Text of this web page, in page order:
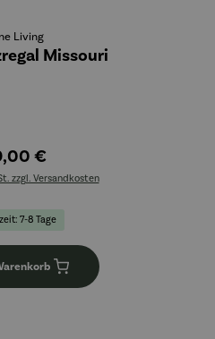
Living
Missouri
€
zzgl. Versandkosten
7-8 Tage